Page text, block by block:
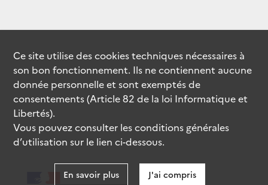
Ce site utilise descookiestechniques nécessaires à
son bon fonctionnement. Ils ne contiennent aucune
donnée personnelle et sont exemptés de
consentements (Article 82 de la loi Informatique et
Libertés).
Vous pouvez consulter les conditions générales
d’utilisation sur le lien ci-dessous.
En savoir plus J'ai compris